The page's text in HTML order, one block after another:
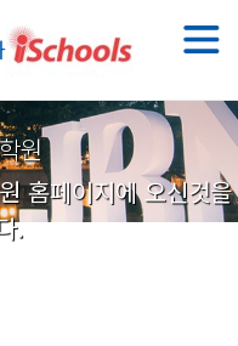
원
홈페이지에 오신것을
.